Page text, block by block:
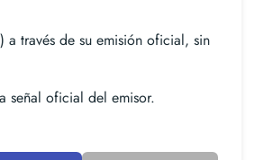
a través de su emisión oficial, sin
señal oficial del emisor.